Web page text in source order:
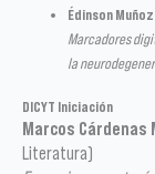
Édinson
Marcadores
la
DICYT Iniciación
Marcos Cárdenas
Literatura)